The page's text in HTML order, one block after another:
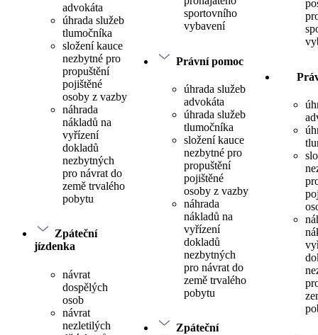
advokáta
úhrada služeb
tlumočníka
složení kauce
nezbytné pro
propuštění
pojištěné
osoby z vazby
náhrada
nákladů na
vyřízení
dokladů
nezbytných
pro návrat do
země trvalého
pobytu
Zpáteční
jízdenka
návrat
dospělých
osob
návrat
nezletilých
sportovního
vybavení
Právní pomoc
úhrada služeb
advokáta
úhrada služeb
tlumočníka
složení kauce
nezbytné pro
propuštění
pojištěné
osoby z vazby
náhrada
nákladů na
vyřízení
dokladů
nezbytných
pro návrat do
země trvalého
pobytu
Zpáteční